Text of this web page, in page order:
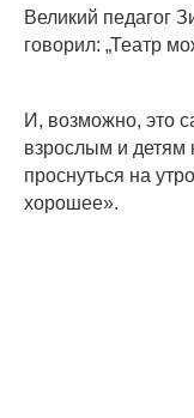
Великий педагог
говорил: „Театр
И, возможно, это
взрослым и детям
проснуться на
хорошее».